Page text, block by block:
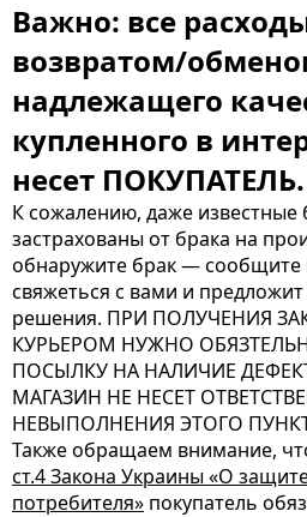
Важно: все
возвратом/
надлежащего
купленного в
несет ПОКУПАТЕЛЬ.
К сожалению, даже известные
застрахованы от брака на
обнаружите брак —
свяжеться с вами и
решения. ПРИ ПОЛУЧЕНИЯ
КУРЬЕРОМ НУЖНО
ПОСЫЛКУ НА НАЛИЧИЕ
МАГАЗИН НЕ НЕСЕТ
НЕВЫПОЛНЕНИЯ ЭТОГО
Также обращаем внимание,
ст.4 Закона Украины «О
потребителя» покупатель